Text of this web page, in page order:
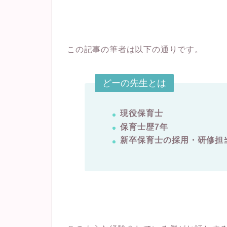
この記事の筆者は以下の通りです。
どーの先生とは
現役保育士
保育士歴7年
新卒保育士の採用・研修担